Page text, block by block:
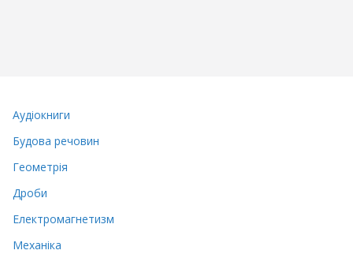
Аудіокниги
Будова речовин
Геометрія
Дроби
Електромагнетизм
Механіка